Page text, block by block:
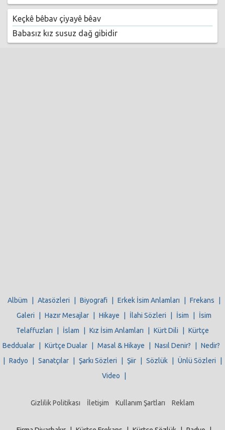
Keçkê bêbav çiyayê bêav
Babasız kız susuz dağ gibidir
Albüm Atasözleri Biyografi Erkek İsim Anlamları Frekans
Galeri
Hazır Mesajlar Hikaye İlahi Sözleri İsim
İsim
Telaffuzları
İslam Kız İsim Anlamları Kürt Dili
Kürtçe
Beddualar
Kürtçe Dualar Masal & Hikaye Nasıl Denir?
Nedir?
Radyo Sanatçılar Şarkı Sözleri Şiir Sözlük Ünlü Sözleri
Video
Gizlilik Politikası İletişim Kullanım Şartları Reklam